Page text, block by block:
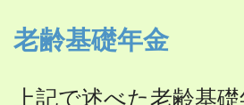
老齢基礎年金
上記で述べた老齢基